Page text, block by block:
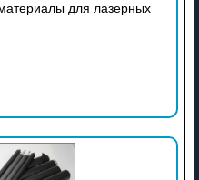
для лазерных